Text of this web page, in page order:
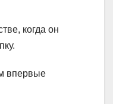
когда он
впервые